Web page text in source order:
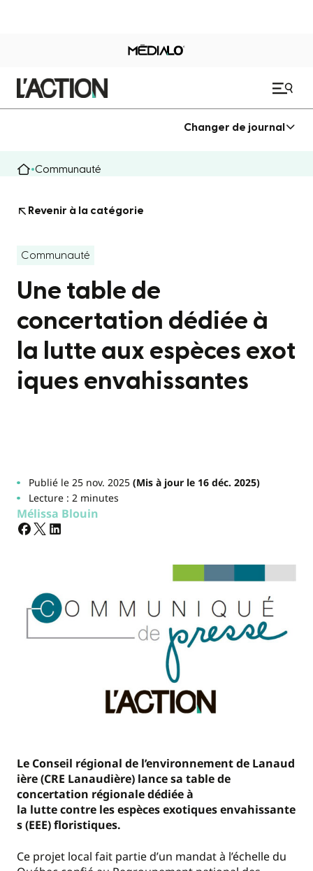
Changer de journal
Communauté
Revenir à la catégorie
Communauté
Une table de
concertation dédiée à
la lutte aux espèces exot
iques envahissantes
Publié le 25 nov. 2025(Mis à jour le 16 déc. 2025)
Lecture : 2 minutes
Mélissa Blouin
Le Conseil régional de l’environnementde Lanaud
ière(CRE Lanaudière) lancesa table de
concertation régionaledédiéeà
la luttecontre lesespècesexotiquesenvahissante
s(EEE)floristiques.
Ce projet local fait partie d’un mandat à l’échelle du